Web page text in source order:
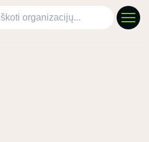
organizacijų